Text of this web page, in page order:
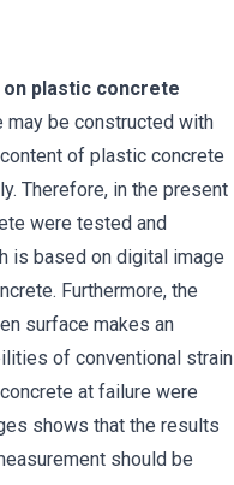
plastic concrete
may be constructed with
of plastic concrete
Therefore, in the present
were tested and
is based on digital image
Furthermore, the
surface makes an
of conventional strain
at failure were
shows that the results
should be